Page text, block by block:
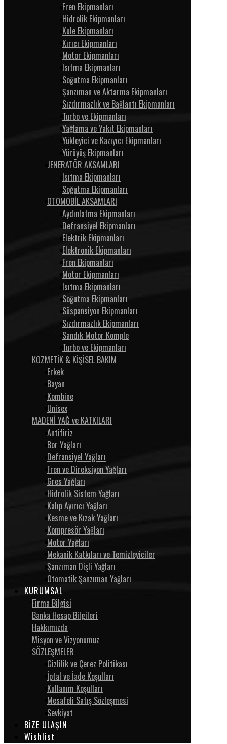
Fren Ekipmanları
Hidrolik Ekipmanları
Kule Ekipmanları
Kırıcı Ekipmanları
Motor Ekipmanları
Isıtma Ekipmanları
Soğutma Ekipmanları
Şanzıman ve Aktarma Ekipmanları
Sızdırmazlık ve Bağlantı Ekipmanları
Turbo ve Ekipmanları
Yağlama ve Yakıt Ekipmanları
Yükleyici ve Kazıyıcı Ekipmanları
Yürüyüş Ekipmanları
JENERATÖR AKSAMLARI
Isıtma Ekipmanları
Soğutma Ekipmanları
OTOMOBİL AKSAMLARI
Aydınlatma Ekipmanları
Defransiyel Ekipmanları
Elektrik Ekipmanları
Elektronik Ekipmanları
Fren Ekipmanları
Motor Ekipmanları
Isıtma Ekipmanları
Soğutma Ekipmanları
Süspansiyon Ekipmanları
Sızdırmazlık Ekipmanları
Sandık Motor Komple
Turbo ve Ekipmanları
KOZMETİK & KİŞİSEL BAKIM
Erkek
Bayan
Kombine
Unisex
MADENİ YAĞ ve KATKILARI
Antifiriz
Bor Yağları
Defransiyel Yağları
Fren ve Direksiyon Yağları
Gres Yağları
Hidrolik Sistem Yağları
Kalıp Ayırıcı Yağları
Kesme ve Kızak Yağları
Kompresör Yağları
Motor Yağları
Mekanik Katkıları ve Temizleyiciler
Şanzıman Dişli Yağları
Otomatik Şanzıman Yağları
KURUMSAL
Firma Bilgisi
Banka Hesap Bilgileri
Hakkımızda
Misyon ve Vizyonumuz
SÖZLEŞMELER
Gizlilik ve Çerez Politikası
İptal ve İade Koşulları
Kullanım Koşulları
Mesafeli Satış Sözleşmesi
Sevkiyat
BİZE ULAŞIN
Wishlist